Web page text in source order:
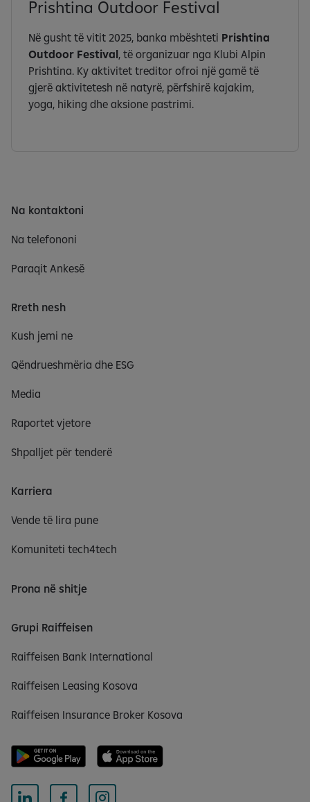
Prishtina Outdoor Festival
Në gusht të vitit 2025, banka mbështeti Prishtina
Outdoor Festival, të organizuar nga Klubi Alpin
Prishtina. Ky aktivitet treditor ofroi një gamë të
gjerë aktivitetesh në natyrë, përfshirë kajakim,
yoga, hiking dhe aksione pastrimi.
Na kontaktoni
Na telefononi
Paraqit Ankesë
Rreth nesh
Kush jemi ne
Qëndrueshmëria dhe ESG
Media
Raportet vjetore
Shpalljet për tenderë
Karriera
Vende të lira pune
Komuniteti tech4tech
Prona në shitje
Grupi Raiffeisen
Raiffeisen Bank International
Raiffeisen Leasing Kosova
Raiffeisen Insurance Broker Kosova